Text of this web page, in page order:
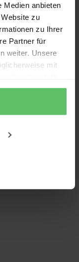
Medien anbieten
zu
zu Ihrer
Partner für
weiter. Unsere
mit
der Dienste